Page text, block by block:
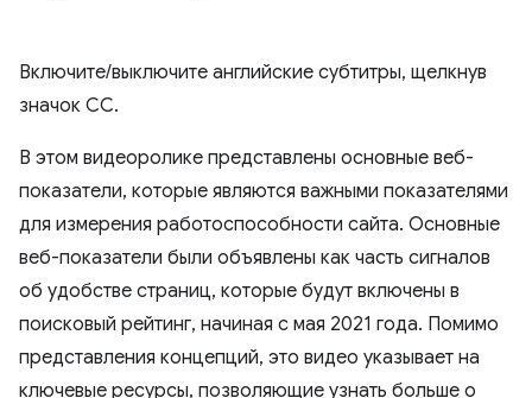
Включите/выключите английские субтитры, щелкнув
значок CC.
В этом видеоролике представлены основные веб-
показатели, которые являются важными показателями
для измерения работоспособности сайта. Основные
веб-показатели были объявлены как часть сигналов
об удобстве страниц, которые будут включены в
поисковый рейтинг, начиная с мая 2021 года. Помимо
представления концепций, это видео указывает на
ключевые ресурсы, позволяющие узнать больше о